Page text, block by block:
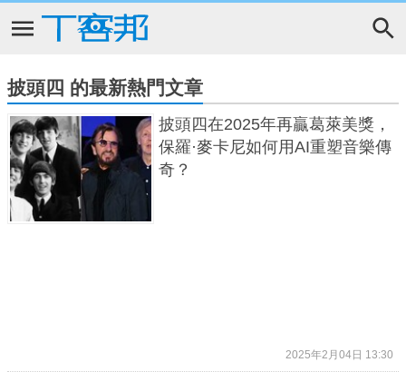
披頭四 的最新熱門文章
披頭四在2025年再贏葛萊美獎，
保羅·麥卡尼如何用AI重塑音樂傳
奇？
2025年2月04日 13:30